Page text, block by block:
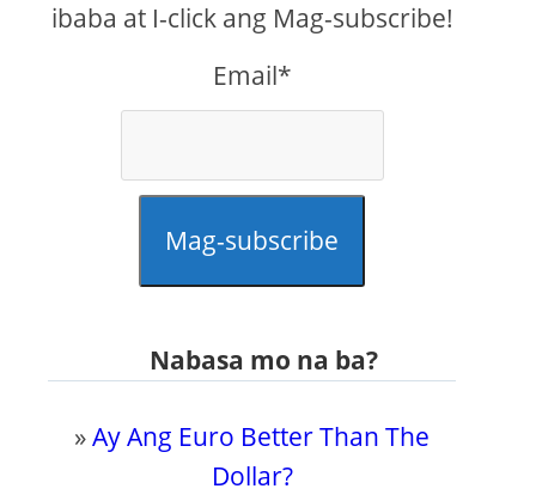
ibaba at I-click ang Mag-subscribe!
Email*
Mag-subscribe
Nabasa mo na ba?
»Ay Ang Euro Better Than The
Dollar?